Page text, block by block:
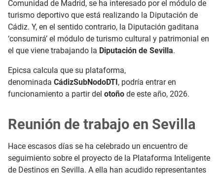
Comunidad de Madrid, se ha interesado por el módulo de
turismo deportivo que está realizando la Diputación de
Cádiz. Y, en el sentido contrario, la Diputación gaditana
‘consumirá’ el módulo de turismo cultural y patrimonial en
el que viene trabajando la Diputación de Sevilla.
Epicsa calcula que su plataforma,
denominada CádizSubNodoDTI, podría entrar en
funcionamiento a partir del otoño de este año, 2026.
Reunión de trabajo en Sevilla
Hace escasos días se ha celebrado un encuentro de
seguimiento sobre el proyecto de la Plataforma Inteligente
de Destinos en Sevilla. A ella han acudido representantes